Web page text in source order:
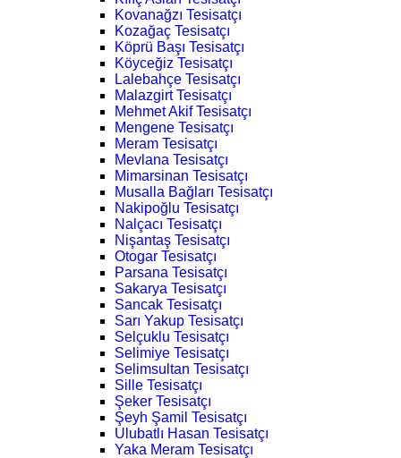
Kovanağzı Tesisatçı
Kozağaç Tesisatçı
Köprü Başı Tesisatçı
Köyceğiz Tesisatçı
Lalebahçe Tesisatçı
Malazgirt Tesisatçı
Mehmet Akif Tesisatçı
Mengene Tesisatçı
Meram Tesisatçı
Mevlana Tesisatçı
Mimarsinan Tesisatçı
Musalla Bağları Tesisatçı
Nakipoğlu Tesisatçı
Nalçacı Tesisatçı
Nişantaş Tesisatçı
Otogar Tesisatçı
Parsana Tesisatçı
Sakarya Tesisatçı
Sancak Tesisatçı
Sarı Yakup Tesisatçı
Selçuklu Tesisatçı
Selimiye Tesisatçı
Selimsultan Tesisatçı
Sille Tesisatçı
Şeker Tesisatçı
Şeyh Şamil Tesisatçı
Ulubatlı Hasan Tesisatçı
Yaka Meram Tesisatçı